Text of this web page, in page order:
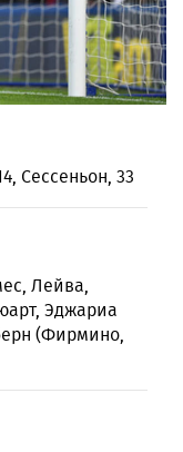
Сессеньон, 33
Лейва,
Эджариа
(Фирмино,